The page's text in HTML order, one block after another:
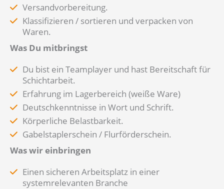
Versandvorbereitung.
Klassifizieren / sortieren und verpacken von
Waren.
Was Du mitbringst
Du bist ein Teamplayer und hast Bereitschaft für
Schichtarbeit.
Erfahrung im Lagerbereich (weiße Ware)
Deutschkenntnisse in Wort und Schrift.
Körperliche Belastbarkeit.
Gabelstaplerschein / Flurförderschein.
Was wir einbringen
Einen sicheren Arbeitsplatz in einer
systemrelevanten Branche